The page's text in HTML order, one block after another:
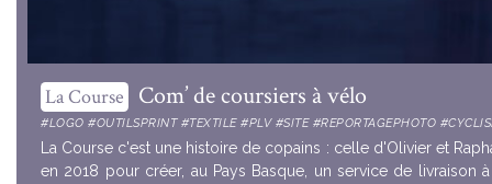
La Course Com’ de coursiers à vélo
#LOGO #OUTILSPRINT #TEXTILE #PLV #SITE #REPORTAGEPHOTO
La Course c'est une histoire de copains : celle d'Olivier et
en 2018 pour créer, au Pays Basque, un service de livraison